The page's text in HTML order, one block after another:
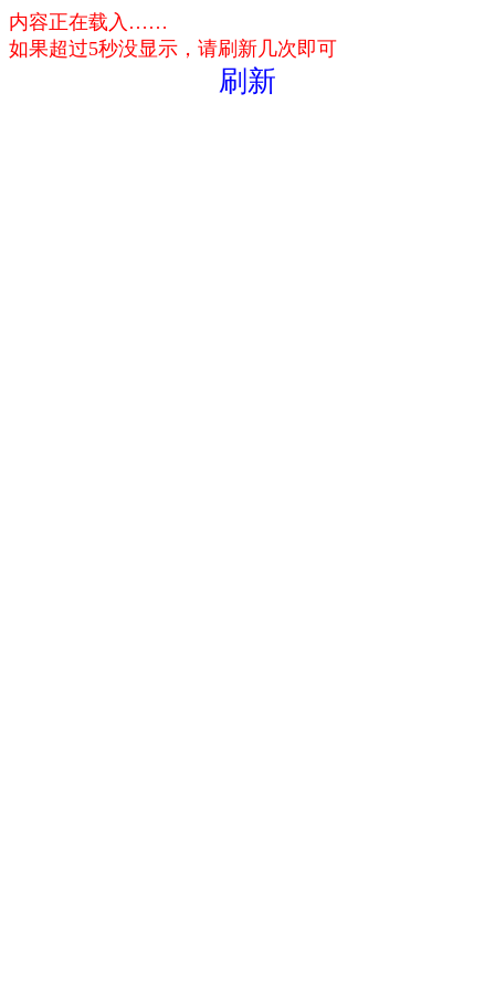
内容正在载入……
如果超过5秒没显示，请刷新几次即可
刷新